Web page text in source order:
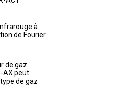
à
de Fourier
de gaz
AX peut
de gaz